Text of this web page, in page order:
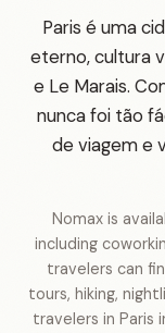
Paris é uma
eterno, cultura
e Le Marais.
nunca foi tão
de viagem e
Nomax is
including
travelers can
tours, hiking,
travelers in Paris